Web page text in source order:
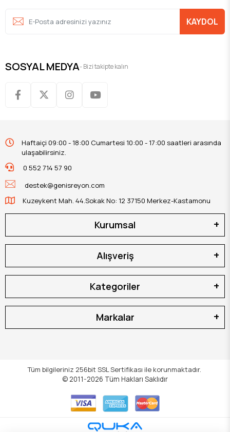
KAYDOL
SOSYAL MEDYA- Bizi takipte kalın
Haftaiçi 09:00 - 18:00 Cumartesi 10:00 - 17:00 saatleri arasında
ulaşabilirsiniz.
0 552 714 57 90
destek@genisreyon.com
Kuzeykent Mah. 44.Sokak No: 12 37150 Merkez-Kastamonu
Kurumsal
Alışveriş
Kategoriler
Markalar
Tüm bilgileriniz 256bit SSL Sertifikası ile korunmaktadır.
© 2011-2026 Tüm Hakları Saklıdır